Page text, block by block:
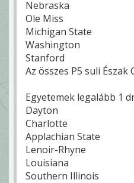
Nebraska
Ole Miss
Michigan State
Washington
Stanford
Az összes P5 suli Észak
Egyetemek legalább 1
Dayton
Charlotte
Applachian State
Lenoir-Rhyne
Louisiana
Southern Illinois